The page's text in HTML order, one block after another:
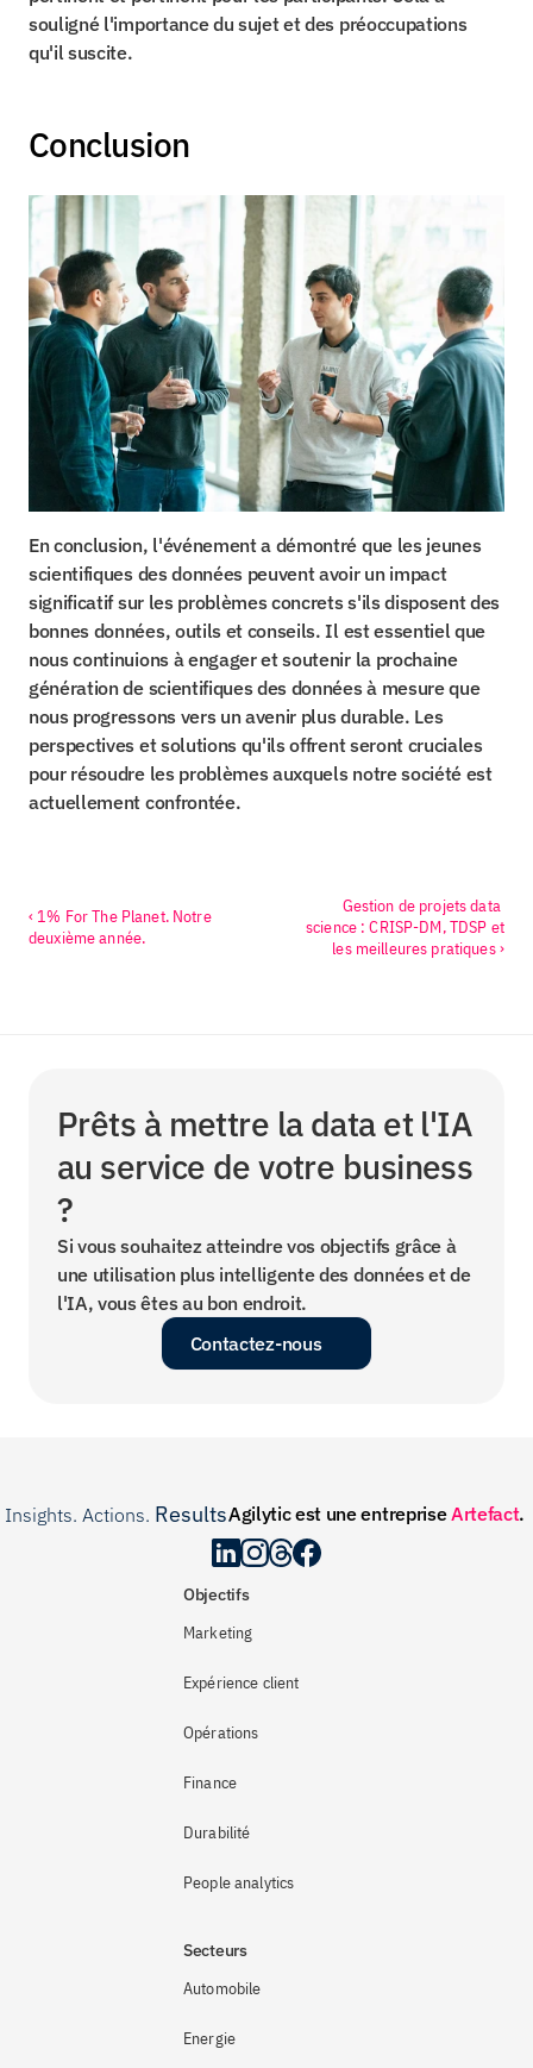
souligné l'importance du sujet et des préoccupations
qu'il suscite.
Conclusion
En conclusion, l'événement a démontré que les jeunes
scientifiques des données peuvent avoir un impact
significatif sur les problèmes concrets s'ils disposent des
bonnes données, outils et conseils. Il est essentiel que
nous continuions à engager et soutenir la prochaine
génération de scientifiques des données à mesure que
nous progressons vers un avenir plus durable. Les
perspectives et solutions qu'ils offrent seront cruciales
pour résoudre les problèmes auxquels notre société est
actuellement confrontée.
‹ 1% For The Planet. Notre
deuxième année.
Gestion de projets data
science : CRISP-DM, TDSP et
les meilleures pratiques ›
Prêts à mettre la data et l'IA
au service de votre business
?
Si vous souhaitez atteindre vos objectifs grâce à
une utilisation plus intelligente des données et de
l'IA, vous êtes au bon endroit.
Contactez-nous
Insights. Actions. Results.Agilytic est une entreprise Artefact.
Objectifs
Marketing
Expérience client
Opérations
Finance
Durabilité
People analytics
Secteurs
Automobile
Energie